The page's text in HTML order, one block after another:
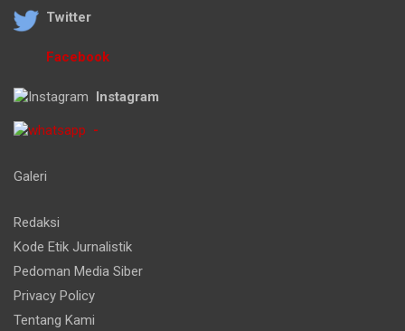
Twitter
Facebook
Instagram
-
Galeri
Redaksi
Kode Etik Jurnalistik
Pedoman Media Siber
Privacy Policy
Tentang Kami